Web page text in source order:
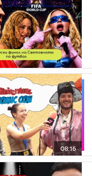
08:16